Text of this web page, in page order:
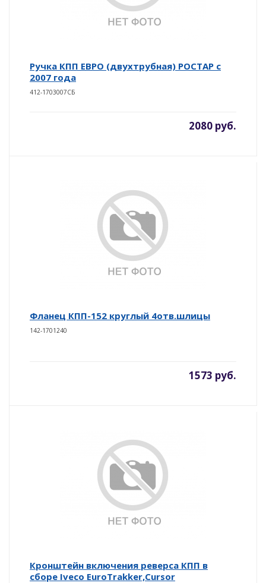
Ручка КПП ЕВРО (двухтрубная) РОСТАР с
2007 года
412-1703007СБ
2080 руб.
Фланец КПП-152 круглый 4отв.шлицы
142-1701240
1573 руб.
Кронштейн включения реверса КПП в
сборе Iveco EuroTrakker,Cursor